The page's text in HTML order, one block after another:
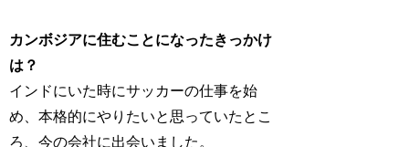
カンボジアに住むことになったきっかけ
は？
インドにいた時にサッカーの仕事を始
め、本格的にやりたいと思っていたとこ
ろ、今の会社に出会いました。